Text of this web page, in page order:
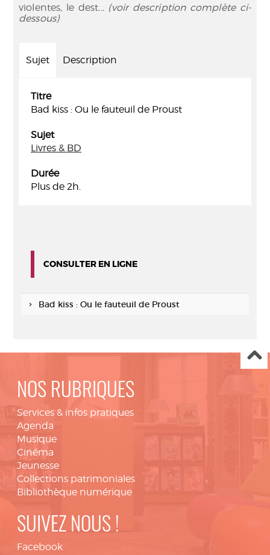
violentes, le dest... (voir description complète ci-
dessous)
Sujet Description
Titre
Bad kiss : Ou le fauteuil de Proust
Sujet
Livres & BD
Durée
Plus de 2h.
CONSULTER EN LIGNE
Bad kiss : Ou le fauteuil de Proust
NOS RUBRIQUES
Services & infos pratiques
Agenda
Musique
Cinéma
Jeunesse
Collections patrimoniales
Bibliothèque numérique
SUIVEZ NOUS !
Facebook